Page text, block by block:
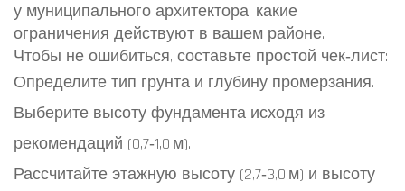
у муниципального архитектора, какие
ограничения действуют в вашем районе.
Чтобы не ошибиться, составьте простой чек‑лист:
Определите тип грунта и глубину промерзания.
Выберите высоту фундамента исходя из
рекомендаций (0,7‑1,0 м).
Рассчитайте этажную высоту (2,7‑3,0 м) и высоту